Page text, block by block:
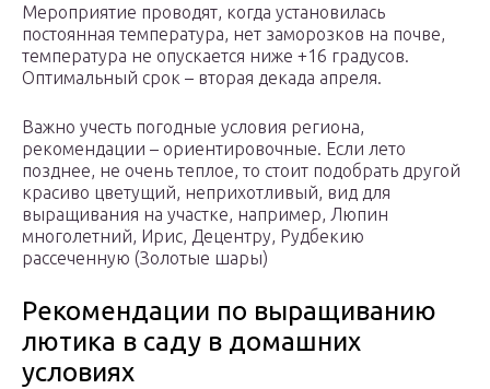
Мероприятие проводят, когда установилась
постоянная температура, нет заморозков на почве,
температура не опускается ниже +16 градусов.
Оптимальный срок – вторая декада апреля.
Важно учесть погодные условия региона,
рекомендации – ориентировочные. Если лето
позднее, не очень теплое, то стоит подобрать другой
красиво цветущий, неприхотливый, вид для
выращивания на участке, например, Люпин
многолетний, Ирис, Децентру, Рудбекию
рассеченную (Золотые шары)
Рекомендации по выращиванию
лютика в саду в домашних
условиях